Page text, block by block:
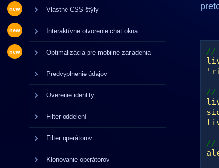
new Vlastné CSS štýly
new Interaktívne otvorenie chat okna
new Optimalizácia pre mobilné zariadenia
Predvyplnenie údajov
Overenie identity
Filter oddelení
Filter operátorov
Klonovanie operátorov
//
//
//